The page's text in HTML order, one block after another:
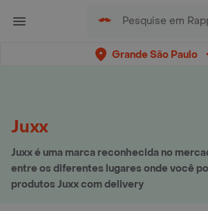
Grande São Paulo
Juxx
Juxx é uma marca reconhecida no
entre os diferentes lugares onde você
produtos Juxx com delivery